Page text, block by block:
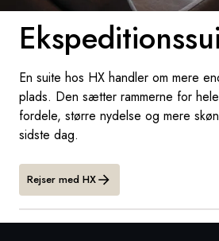
Sverige
Danmark
Norge
En suite hos HX handler om mere
plads. Den sætter rammerne for
fordele, større nydelse og mere
sidste dag.
Rejser med HX